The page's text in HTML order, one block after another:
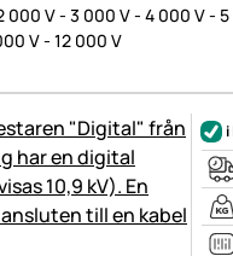
000 V - 3 000 V - 4 000 V -
V - 12 000 V
i